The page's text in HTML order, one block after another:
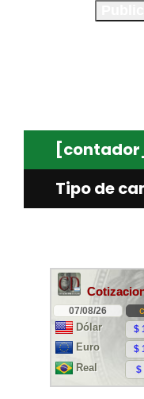
Tipo de